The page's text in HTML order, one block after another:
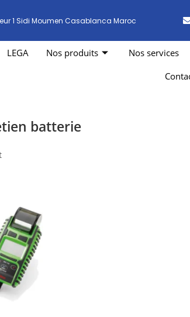
1 Sidi Moumen Casablanca Maroc
LEGA Nos produits Nos services
batterie